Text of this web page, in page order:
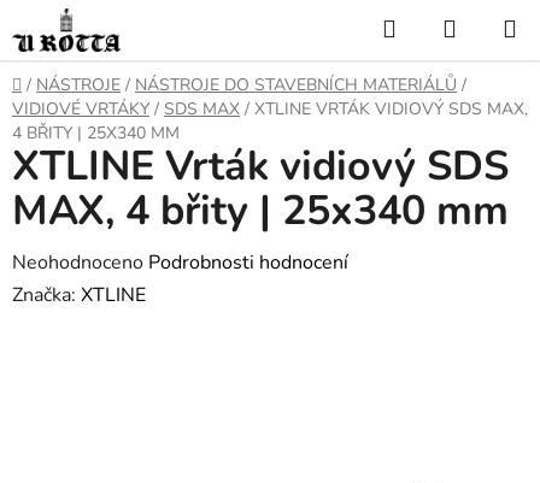
na
obsah
Hledat
KOŠÍK
DOMŮ
/ NÁSTROJE / NÁSTROJE DO STAVEBNÍCH MATERIÁLŮ /
VIDIOVÉ VRTÁKY / SDS MAX / XTLINE VRTÁK VIDIOVÝ SDS MAX,
4 BŘITY | 25X340 MM
XTLINE Vrták vidiový SDS
MAX, 4 břity | 25x340 mm
Průměrné
hodnocení
Neohodnoceno Podrobnosti hodnocení
Značka: XTLINE